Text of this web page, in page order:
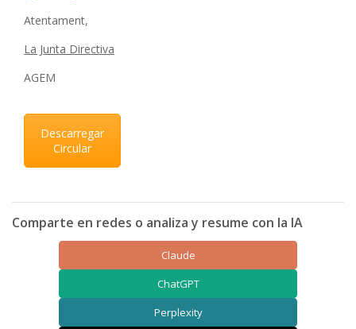
Atentament,
La Junta Directiva
AGEM
Descarregar
Circular
Comparte en redes o analiza y resume con la IA
Claude
ChatGPT
Perplexity